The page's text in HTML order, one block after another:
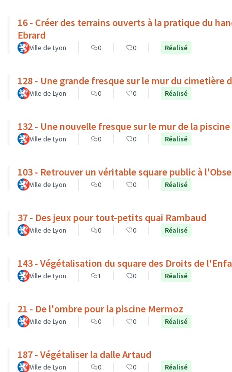
16 - Créer des terrains ouverts à la pratique du
Ebrard
Ville de Lyon 0 0 Réalisé
128 - Une grande fresque sur le mur du cimetière
Ville de Lyon 0 0 Réalisé
132 - Une nouvelle fresque sur le mur de la
Ville de Lyon 0 0 Réalisé
103 - Retrouver un véritable square public à
Ville de Lyon 0 0 Réalisé
37 - Des jeux pour tout-petits quai Rambaud
Ville de Lyon 0 0 Réalisé
143 - Végétalisation du square des Droits de
Ville de Lyon 1 0 Réalisé
21 - De l'ombre pour la piscine Mermoz
Ville de Lyon 0 0 Réalisé
187 - Végétaliser la dalle Artaud
Ville de Lyon 0 0 Réalisé